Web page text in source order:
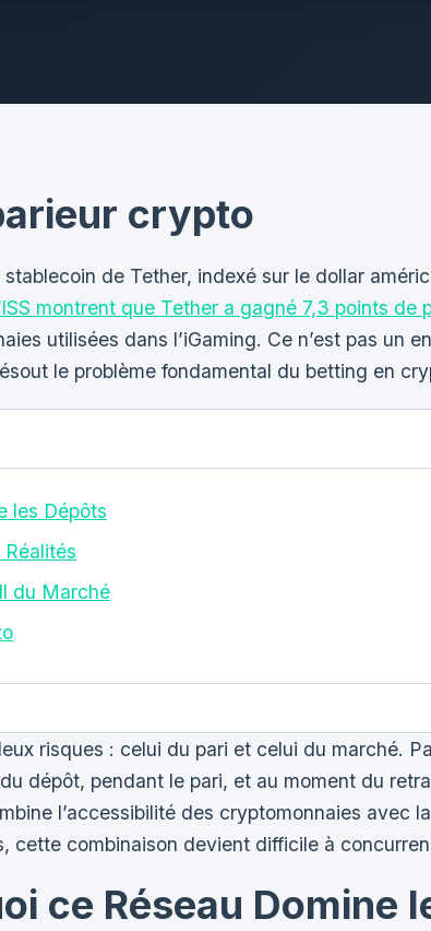
crypto
de Tether, indexé sur le dollar
montrent que Tether a gagné 7,3 points
utilisées dans l’iGaming. Ce n’est pas un
le problème fondamental du betting en
les Dépôts
du Marché
risques : celui du pari et celui du marché.
dépôt, pendant le pari, et au moment du
l’accessibilité des cryptomonnaies avec
cette combinaison devient difficile à
ce Réseau Domine